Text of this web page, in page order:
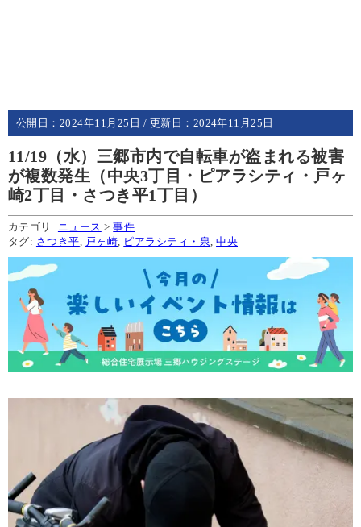
公開日： 2024年11月25日 / 更新日： 2024年11月25日
11/19（水）三郷市内で自転車が盗まれる被害
が複数発生（中央3丁目・ピアラシティ・戸ヶ
崎2丁目・さつき平1丁目）
カテゴリ: ニュース >事件
タグ: さつき平, 戸ヶ崎, ピアラシティ・泉,中央